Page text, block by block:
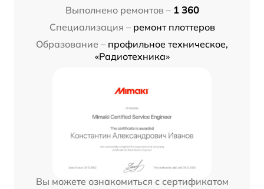
Выполнено ремонтов – 1 360
Специализация – ремонт плоттеров
Образование – профильное техническое,
«Радиотехника»
Вы можете ознакомиться с сертификатом